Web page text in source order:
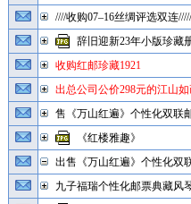
////收购07–16丝绸评选双连/////
辞旧迎新23年小版珍藏
收购红邮珍藏1921
出总公司公价298元的江山
售《万山红遍》个性化双联
《红楼雅趣》
出售《万山红遍》个性化双
九子福瑞个性化邮票典藏风